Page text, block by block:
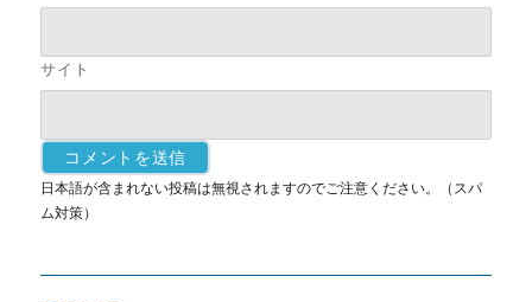
サイト
日本語が含まれない投稿は無視されますのでご注意ください。（スパ
ム対策）